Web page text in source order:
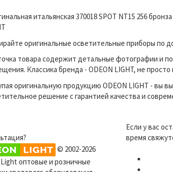
итальянская 370018 SPOT NT15 256
оригинальные осветительные приборы по
товара содержит детальные фотографии и
Классика бренда - ODEON LIGHT, не
оригинальную продукцию ODEON LIGHT - вы
решение с гарантией качества и
Если у вас
время
© 2002-2026
оптовые и розничные